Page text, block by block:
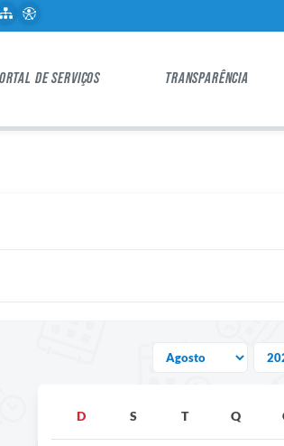
DE SERVIÇOS TRANSPARÊNCIA
D S T Q